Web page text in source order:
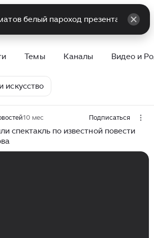
Темы Каналы Видео и
искусство
10 мес Подписаться
спектакль по известной повести